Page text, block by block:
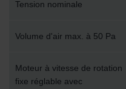
osobních údajů
Limitet Şirketi: Web Sitesi
Zehnder Group Nederland
Tension nominale
Volume d'air max. à 50 Pa
Moteur à vitesse de rotation
fixe réglable avec